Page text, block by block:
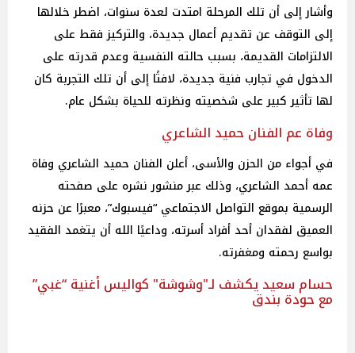
وأشار إلى أن تلك المرحلة امتدت لعدة سنوات، اضطر خلالها
إلى التوقف عن تقديم أعمال جديدة، والتركيز فقط على
الالتزامات القديمة، بسبب حالته النفسية وعدم قدرته على
الدخول في تجارب فنية جديدة، لافتًا إلى أن تلك التجربة كان
لها تأثير كبير على شخصيته ونظرته للحياة بشكل عام.
وفاة عم الفنان حميد الشاعري
في أجواء من الحزن والأسى، أعلن الفنان حميد الشاعري وفاة
عمه أحمد الشاعري، وذلك عبر منشور نشره على صفحته
الرسمية بموقع التواصل الاجتماعي “فيسبوك”، معبرًا عن حزنه
العميق لفقدان أحد أفراد أسرته، وداعيًا الله أن يتغمد الفقيد
بواسع رحمته ومغفرته.
حسام سعيد يكشف لـ"وشوشة" كواليس أغنية “غبي”
مع حودة بندق